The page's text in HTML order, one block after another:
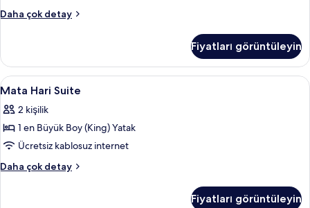
Daha çok detay
Grand
Room
hakkında
daha
detay
Fiyatları görüntüleyin
Mata
Hari
Suite
için
tüm
fotoğrafları
Anti alerjik yatak takımı, minibar,
5
Mata Hari Suite
2 kişilik
1 en Büyük Boy (King) Yatak
Ücretsiz kablosuz internet
Daha çok detay
Mata
Fiyatları görüntüleyin